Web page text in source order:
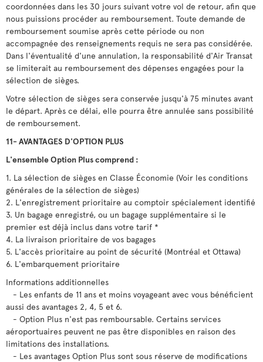
coordonnées dans les 30 jours suivant votre vol de retour, afin que
nous puissions procéder au remboursement. Toute demande de
remboursement soumise après cette période ou non
accompagnée des renseignements requis ne sera pas considérée.
Dans l'éventualité d'une annulation, la responsabilité d'Air Transat
se limiterait au remboursement des dépenses engagées pour la
sélection de sièges.
Votre sélection de sièges sera conservée jusqu'à 75 minutes avant
le départ. Après ce délai, elle pourra être annulée sans possibilité
de remboursement.
11- AVANTAGES D'OPTION PLUS
L'ensemble Option Plus comprend :
1. La sélection de sièges en Classe Économie (Voir les conditions
générales de la sélection de sièges)
2. L'enregistrement prioritaire au comptoir spécialement identifié
3. Un bagage enregistré, ou un bagage supplémentaire si le
premier est déjà inclus dans votre tarif *
4. La livraison prioritaire de vos bagages
5. L'accès prioritaire au point de sécurité (Montréal et Ottawa)
6. L'embarquement prioritaire
Informations additionnelles
- Les enfants de 11 ans et moins voyageant avec vous bénéficient
aussi des avantages 2, 4, 5 et 6.
- Option Plus n'est pas remboursable. Certains services
aéroportuaires peuvent ne pas être disponibles en raison des
limitations des installations.
- Les avantages Option Plus sont sous réserve de modifications